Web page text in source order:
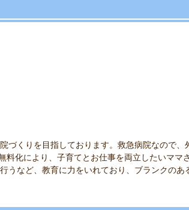
づくりを目指しております。救急病院なので、
化により、子育てとお仕事を両立したいママ
うなど、教育に力をいれており、ブランクのあ